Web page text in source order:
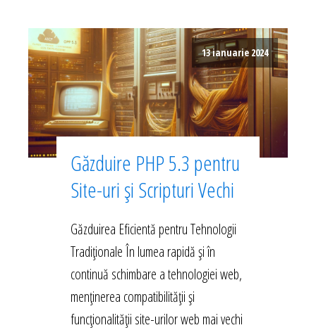
13 ianuarie 2024
Găzduire PHP 5.3 pentru
Site-uri și Scripturi Vechi
Găzduirea Eficientă pentru Tehnologii
Tradiționale În lumea rapidă și în
continuă schimbare a tehnologiei web,
menținerea compatibilității și
funcționalității site-urilor web mai vechi